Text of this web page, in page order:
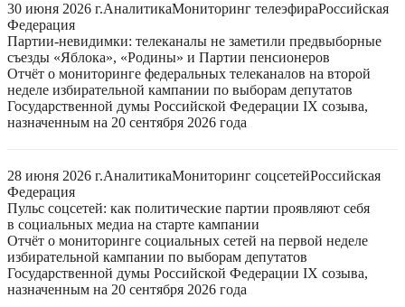
30 июня 2026 г.АналитикаМониторинг телеэфираРоссийская
Федерация
Партии-невидимки: телеканалы не заметили предвыборные
съезды «Яблока», «Родины» и Партии пенсионеров
Отчёт о мониторинге федеральных телеканалов на второй
неделе избирательной кампании по выборам депутатов
Государственной думы Российской Федерации IX созыва,
назначенным на 20 сентября 2026 года
28 июня 2026 г.АналитикаМониторинг соцсетейРоссийская
Федерация
Пульс соцсетей: как политические партии проявляют себя
в социальных медиа на старте кампании
Отчёт о мониторинге социальных сетей на первой неделе
избирательной кампании по выборам депутатов
Государственной думы Российской Федерации IX созыва,
назначенным на 20 сентября 2026 года